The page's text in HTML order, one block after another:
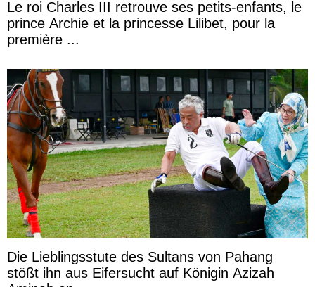
Le roi Charles III retrouve ses petits-enfants, le
prince Archie et la princesse Lilibet, pour la
première ...
Die Lieblingsstute des Sultans von Pahang
stößt ihn aus Eifersucht auf Königin Azizah